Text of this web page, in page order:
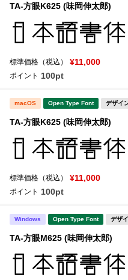
TA-方眼K625 (味岡伸太郎)
標準価格（税込） ¥11,000
ポイント 100pt
macOS Open Type Font デザイ
TA-方眼K625 (味岡伸太郎)
標準価格（税込） ¥11,000
ポイント 100pt
Windows Open Type Font デザ
TA-方眼M625 (味岡伸太郎)